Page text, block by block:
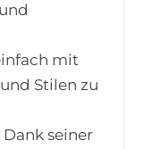
mit
Stilen zu
Dank seiner